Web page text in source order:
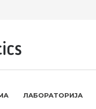
ЛАБОРАТОРИЈА